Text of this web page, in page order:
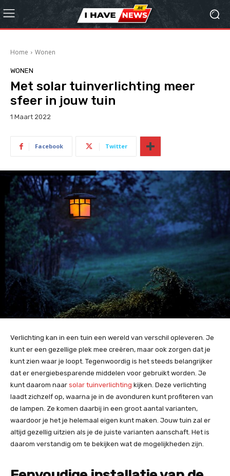
Home Wonen
WONEN
Met solar tuinverlichting meer
sfeer in jouw tuin
1 Maart 2022
Facebook Twitter
Verlichting kan in een tuin een wereld van verschil opleveren. Je
kunt er een gezellige plek mee creëren, maar ook zorgen dat je
kunt zien waar je loopt. Tegenwoordig is het steeds belangrijker
dat er energiebesparende middelen voor gebruikt worden. Je
kunt daarom naar solar tuinverlichting kijken. Deze verlichting
laadt zichzelf op, waarna je in de avonduren kunt profiteren van
de lampen. Ze komen daarbij in een groot aantal varianten,
waardoor je het je helemaal eigen kunt maken. Jouw tuin zal er
altijd gezellig uitzien als je de juiste varianten aanschaft. Het is
daarom verstandig om te bekijken wat de mogelijkheden zijn.